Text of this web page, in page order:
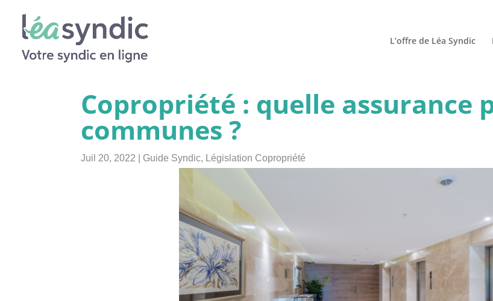
L’offre de Léa Syndic
Copropriété : quelle assurance
communes ?
Juil 20, 2022 Guide Syndic, Législation Copropriété